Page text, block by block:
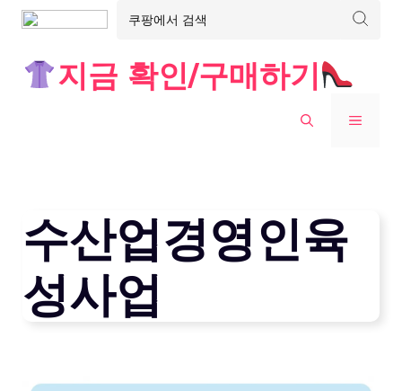
지금 확인/구매하기
MENU
수산업경영인육
성사업